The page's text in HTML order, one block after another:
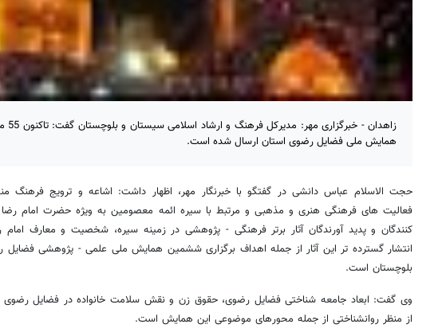
همایش ملی فضایل رضوی استان ارسال شده است.
حجت الاسلام عباس دانشی در گفتگو با خبرنگار مهر، اظهار داشت: اشاعه و ترویج فرهنگ
فعالیت های فرهنگی هنری و مذهبی و مرتبط با سیره ائمه معصومین به ویژه حضرت امام رضا
کنندگان و پدید آورندگان آثار برتر فرهنگی - پژوهشی در زمینه سیره، شخصیت و معارف
انتشار گسترده تر این آثار از جمله اهداف برگزاری ششمین همایش ملی علمی - پژوهشی
بلوچستان است.
وی گفت: ابعاد جامعه شناختی فضایل رضوی، حقوق زن و نقش سلامت خانواده در فضایل
از منظر روانشناختی از جمله محورهای موضوعی این همایش است.